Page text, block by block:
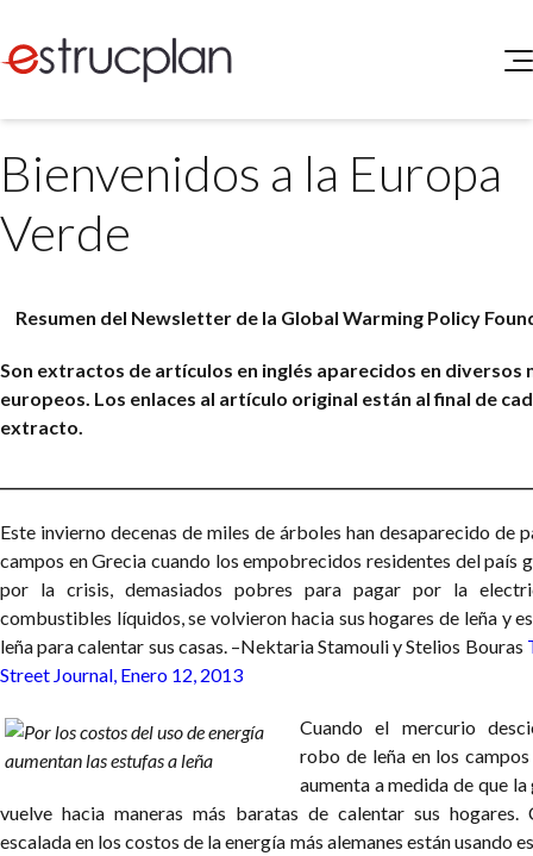
SERVICIOS
Medio Ambiente
INGRESAR
Buscador de Legislación
Matriz Premium
Matriz Profesional
Bienvenidos a la Europa
Verde
Resumen del Newsletter de la Global Warming Policy
Son extractos de artículos en inglés aparecidos en diversos
europeos. Los enlaces al artículo original están al final de
extracto.
Este invierno decenas de miles de árboles han desaparecido de
campos en Grecia cuando los empobrecidos residentes del país
por la crisis, demasiados pobres para pagar por la
combustibles líquidos, se volvieron hacia sus hogares de leña y
leña para calentar sus casas. –Nektaria Stamouli y Stelios Bouras
Street Journal, Enero 12, 2013
Cuando el mercurio
robo de leña en los
aumenta a medida de que la
vuelve hacia maneras más baratas de calentar sus hogares.
escalada en los costos de la energía más alemanes están usando